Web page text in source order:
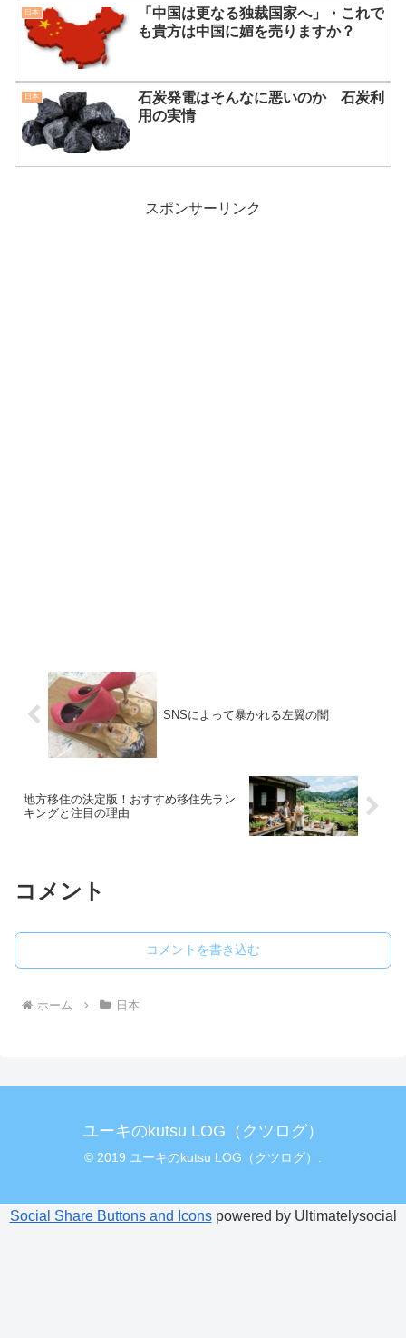
日本
「中国は更なる独裁国家へ」・これで
も貴方は中国に媚を売りますか？
日本
石炭発電はそんなに悪いのか 石炭利
用の実情
スポンサーリンク
SNSによって暴かれる左翼の闇
地方移住の決定版！おすすめ移住先ラン
キングと注目の理由
コメント
コメントを書き込む
ホーム 日本
ユーキのkutsu LOG（クツログ）
© 2019 ユーキのkutsu LOG（クツログ）.
Social Share Buttons and Iconspowered by Ultimatelysocial